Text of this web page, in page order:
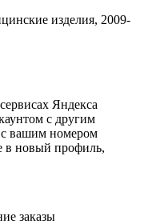
изделия, 2009-
Яндекса
с другим
вашим номером
в новый профиль,
заказы